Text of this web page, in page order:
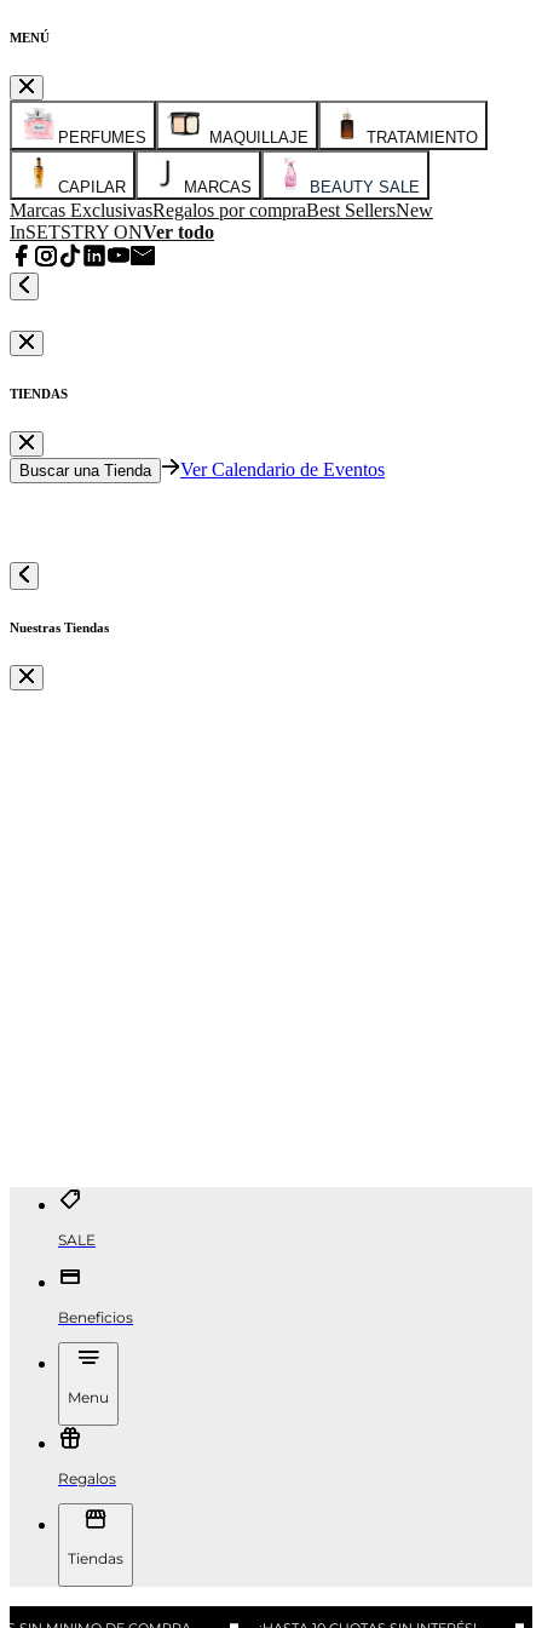
MENÚ
PERFUMES MAQUILLAJE TRATAMIENTO
CAPILAR MARCAS BEAUTY SALE
Marcas ExclusivasRegalos por compraBest SellersNew
InSETSTRY ONVer todo
TIENDAS
Buscar una Tienda Ver Calendario de Eventos
Nuestras Tiendas
SALE
Beneficios
Menu
Regalos
Tiendas